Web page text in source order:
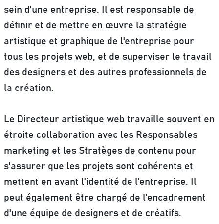
sein d'une entreprise. Il est responsable de
définir et de mettre en œuvre la stratégie
artistique et graphique de l'entreprise pour
tous les projets web, et de superviser le travail
des designers et des autres professionnels de
la création.
Le Directeur artistique web travaille souvent en
étroite collaboration avec les Responsables
marketing et les Stratèges de contenu pour
s'assurer que les projets sont cohérents et
mettent en avant l'identité de l'entreprise. Il
peut également être chargé de l'encadrement
d'une équipe de designers et de créatifs.